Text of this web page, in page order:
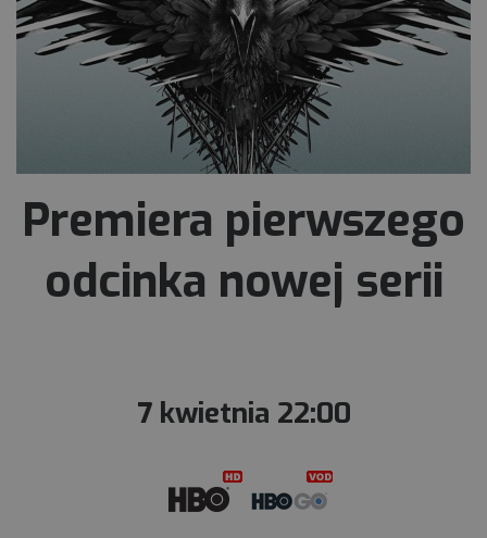
Premiera pierwszego
odcinka nowej serii
7 kwietnia 22:00